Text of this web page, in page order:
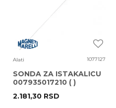
Alati 1077127
SONDA ZA ISTAKALICU
007935017210 ( )
2.181,30 RSD